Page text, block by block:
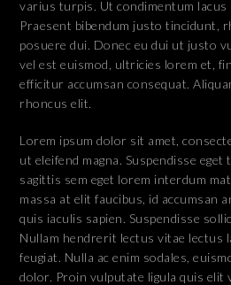
varius turpis. Ut condimentum
Praesent bibendum justo tincidunt,
posuere dui. Donec eu dui ut justo
vel est euismod, ultricies lorem et,
efficitur accumsan consequat.
rhoncus elit.
Lorem ipsum dolor sit amet,
ut eleifend magna. Suspendisse
sagittis sem eget lorem interdum
massa at elit faucibus, id accumsan
quis iaculis sapien. Suspendisse
Nullam hendrerit lectus vitae lectus
feugiat. Nulla ac enim sodales,
dolor. Proin vulputate ligula quis elit